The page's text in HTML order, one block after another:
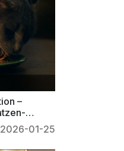
–
2026-01-25